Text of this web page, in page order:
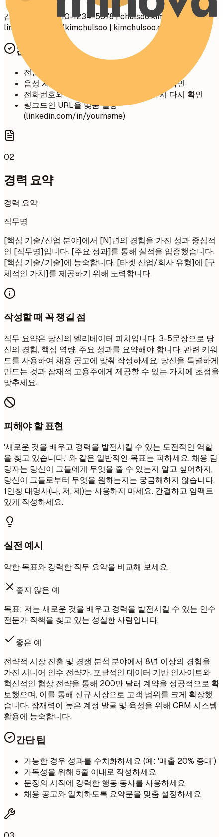
김철수 서울시 010-1234-5678 |chulsoo.kim@email.com
linkedin.com/in/kimchulsoo | kimchulsoo.com
간단 팁
전문적인 이메일 주소 사용 (이름.성 형식)
음성 사서함이 설정되어 있고 전문적인지 확인
전화번호와 이메일 주소에 오타가 없는지 다시 확인
링크드인 URL을 맞춤 설정
(linkedin.com/in/yourname)
02
경력 요약
경력 요약
직무명
[핵심 기술/산업 분야]에서 [N]년의 경험을 가진 성과 중심적
인 [직무명]입니다. [주요 성과]를 통해 실적을 입증했습니다.
[핵심 기술/기술]에 능숙합니다. [타겟 산업/회사 유형]에 [구
체적인 가치]를 제공하기 위해 노력합니다.
작성할 때 꼭 챙길 점
직무 요약은 당신의 엘리베이터 피치입니다. 3-5문장으로 당
신의 경험, 핵심 역량, 주요 성과를 요약해야 합니다. 관련 키워
드를 사용하여 채용 공고에 맞춰 작성하세요. 당신을 특별하게
만드는 것과 잠재적 고용주에게 제공할 수 있는 가치에 초점을
맞추세요.
피해야 할 표현
'새로운 것을 배우고 경력을 발전시킬 수 있는 도전적인 역할
을 찾고 있습니다.' 와 같은 일반적인 목표는 피하세요. 채용 담
당자는 당신이 그들에게 무엇을 줄 수 있는지 알고 싶어하지,
당신이 그들로부터 무엇을 원하는지는 궁금해하지 않습니다.
1인칭 대명사(나, 저, 제)는 사용하지 마세요. 간결하고 임팩트
있게 작성하세요.
실전 예시
약한 목표와 강력한 직무 요약을 비교해 보세요.
좋지 않은 예
목표: 저는 새로운 것을 배우고 경력을 발전시킬 수 있는 인수
전문가 직책을 찾고 있는 성실한 사람입니다.
좋은 예
전략적 시장 진출 및 경쟁 분석 분야에서 8년 이상의 경험을
가진 시니어 인수 전략가. 포괄적인 데이터 기반 인사이트와
혁신적인 협상 전략을 통해 200만 달러 계약을 성공적으로 확
보했으며, 이를 통해 신규 시장으로 고객 범위를 크게 확장했
습니다. 잠재력이 높은 계정 발굴 및 육성을 위해 CRM 시스템
활용에 능숙합니다.
간단 팁
가능한 경우 성과를 수치화하세요 (예: '매출 20% 증대')
가독성을 위해 5줄 이내로 작성하세요
문장의 시작에 강력한 행동 동사를 사용하세요
채용 공고와 일치하도록 요약문을 맞춤 설정하세요